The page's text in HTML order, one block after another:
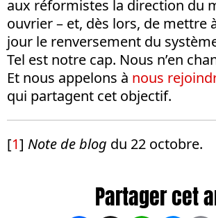
aux réformistes la direction du
ouvrier – et, dès lors, de mettre
jour le renversement du
Tel est notre cap. Nous n’en
Et nous appelons à nous
qui partagent cet objectif.
[1] Note de blog du 22 octobre.